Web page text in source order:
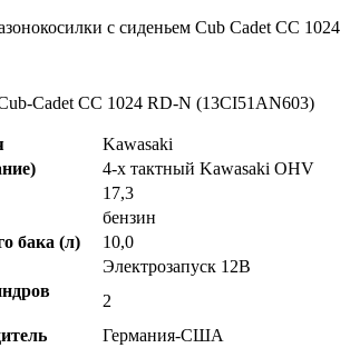
с сиденьем Cub Cadet CC 1024
Cadet CC 1024 RD-N (13CI51AN603)
Kawasaki
4-х тактный Kawasaki OHV
17,3
бензин
бака (л)
10,0
Электрозапуск 12В
2
Германия-США